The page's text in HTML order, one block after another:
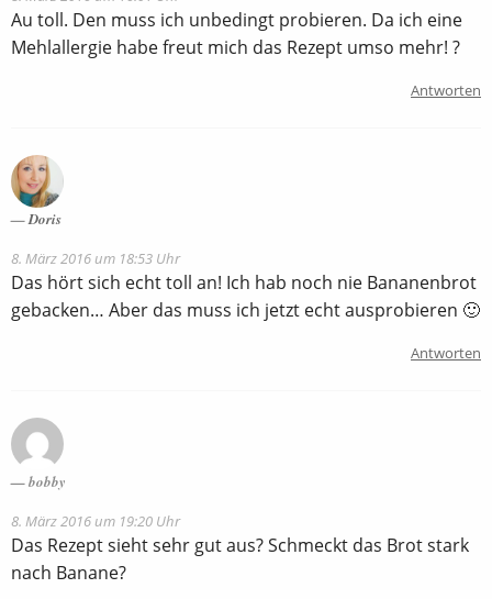
Au toll. Den muss ich unbedingt probieren. Da ich eine
Mehlallergie habe freut mich das Rezept umso mehr! ?
Antworten
Doris
8. März 2016 um 18:53 Uhr
Das hört sich echt toll an! Ich hab noch nie Bananenbrot
gebacken… Aber das muss ich jetzt echt ausprobieren 🙂
Antworten
bobby
8. März 2016 um 19:20 Uhr
Das Rezept sieht sehr gut aus? Schmeckt das Brot stark
nach Banane?